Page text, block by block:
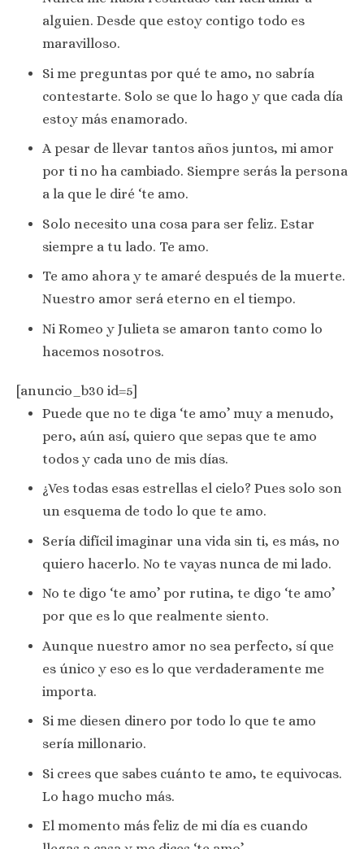
alguien. Desde que estoy contigo todo es
maravilloso.
Si me preguntas por qué te amo, no sabría
contestarte. Solo se que lo hago y que cada día
estoy más enamorado.
A pesar de llevar tantos años juntos, mi amor
por ti no ha cambiado. Siempre serás la persona
a la que le diré ‘te amo.
Solo necesito una cosa para ser feliz. Estar
siempre a tu lado. Te amo.
Te amo ahora y te amaré después de la muerte.
Nuestro amor será eterno en el tiempo.
Ni Romeo y Julieta se amaron tanto como lo
hacemos nosotros.
[anuncio_b30 id=5]
Puede que no te diga ‘te amo’ muy a menudo,
pero, aún así, quiero que sepas que te amo
todos y cada uno de mis días.
¿Ves todas esas estrellas el cielo? Pues solo son
un esquema de todo lo que te amo.
Sería difícil imaginar una vida sin ti, es más, no
quiero hacerlo. No te vayas nunca de mi lado.
No te digo ‘te amo’ por rutina, te digo ‘te amo’
por que es lo que realmente siento.
Aunque nuestro amor no sea perfecto, sí que
es único y eso es lo que verdaderamente me
importa.
Si me diesen dinero por todo lo que te amo
sería millonario.
Si crees que sabes cuánto te amo, te equivocas.
Lo hago mucho más.
El momento más feliz de mi día es cuando